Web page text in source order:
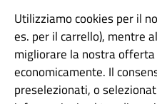
Password
Utilizziamo cookies per il
es. per il carrello), mentre
migliorare la nostra
economicamente. Il
preselezionati, o